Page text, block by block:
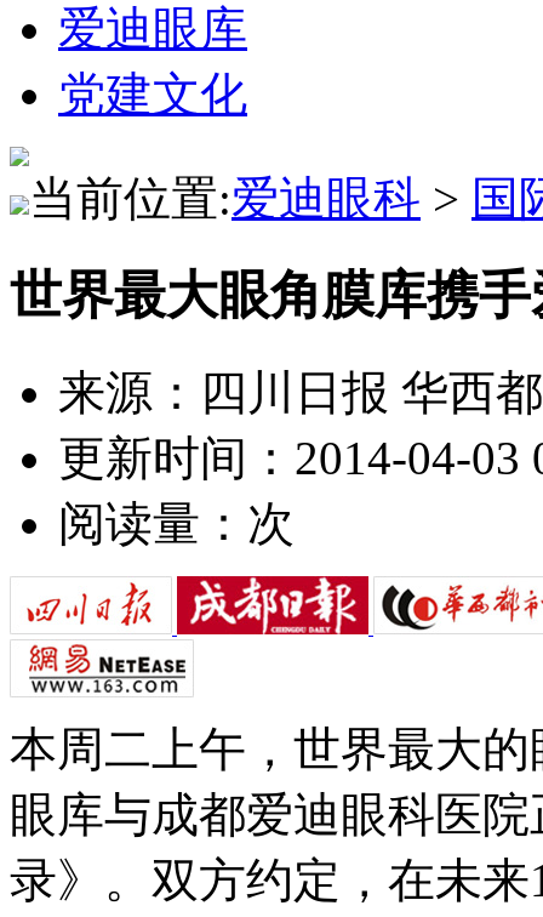
爱迪眼库
党建文化
当前位置:爱迪眼科 > 国
世界最大眼角膜库携
来源：四川日报 华西
更新时间：2014-04-03
阅读量： 次
本周二上午，世界最大
眼库与成都爱迪眼科医
录》。双方约定，在未